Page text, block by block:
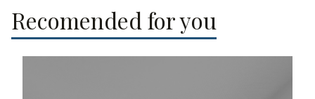
Recomended for you